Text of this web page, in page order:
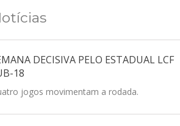
DECISIVA PELO ESTADUAL LCF
18
jogos movimentam a rodada.